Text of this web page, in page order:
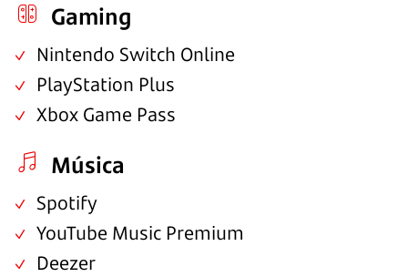
Gaming
Nintendo Switch Online
PlayStation Plus
Xbox Game Pass
Música
Spotify
YouTube Music Premium
Deezer